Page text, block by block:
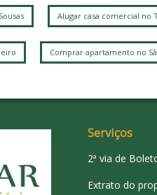
Alugar casa comercial no
Comprar apartamento no
Serviços
2ª via de
Extrato do